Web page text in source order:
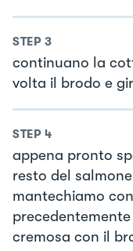
STEP 3
continuano la
volta il brodo e
STEP 4
appena pronto
resto del
mantechiamo
cremosa con il